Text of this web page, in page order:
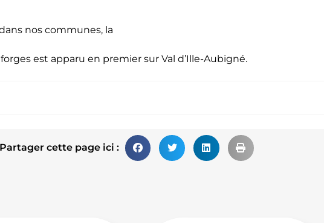
nos communes, la
est apparu en premier sur Val d’Ille-Aubigné.
Partager cette page ici :